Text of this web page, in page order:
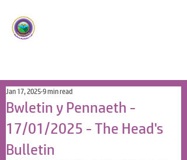
Bwletin y Pennaeth -
17/01/2025 - The Head's
Bulletin
Jan 17, 20259 min read